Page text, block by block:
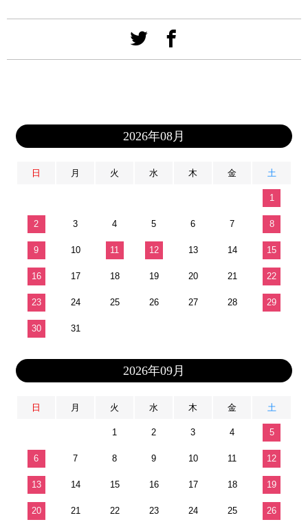
2026年08月
日 月 火 水 木 金 土
1
2 3 4 5 6 7 8
9 10 11 12 13 14 15
16 17 18 19 20 21 22
23 24 25 26 27 28 29
30 31
2026年09月
日 月 火 水 木 金 土
1 2 3 4 5
6 7 8 9 10 11 12
13 14 15 16 17 18 19
20 21 22 23 24 25 26